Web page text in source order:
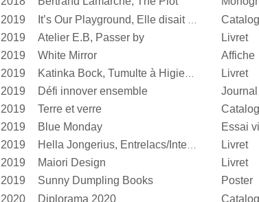
2019
2019
Atelier E.B, Passer by Livret
2019
White Mirror Affiche
2019
Katinka Bock, Tumulte à Higienopolis Livret
2019
Défi innover ensemble
2019
Terre et verre
2019
Blue Monday
2019
Hella Jongerius, Entrelacs/Interlace Livret
2019
Maiori Design Livret
2019
Sunny Dumpling Books Poster
2020
Diplorama 2020